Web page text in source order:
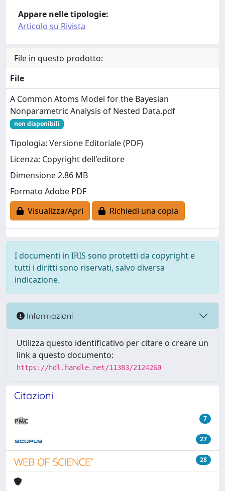
Appare nelle tipologie:
Articolo su Rivista
File in questo prodotto:
File
A Common Atoms Model for the Bayesian
Nonparametric Analysis of Nested Data.pdf
non disponibili
Tipologia: Versione Editoriale (PDF)
Licenza: Copyright dell'editore
Dimensione 2.86 MB
Formato Adobe PDF
Visualizza/Apri
Richiedi una copia
I documenti in IRIS sono protetti da copyright e
tutti i diritti sono riservati, salvo diversa
indicazione.
Informazioni
Utilizza questo identificativo per citare o creare un
link a questo documento:
https://hdl.handle.net/11383/2124260
Citazioni
7
27
28